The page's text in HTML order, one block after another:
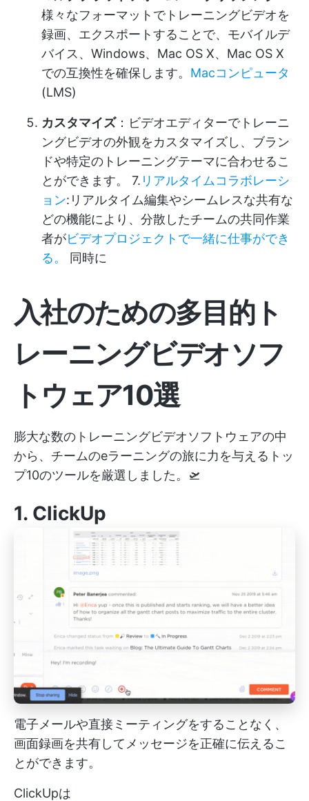
様々なフォーマットでトレーニングビデオを
録画、エクスポートすることで、モバイルデ
バイス、Windows、Mac OS X、Mac OS X
での互換性を確保します。 Macコンピュータ
(LMS)
カスタマイズ：ビデオエディターでトレーニ
ングビデオの外観をカスタマイズし、ブラン
ドや特定のトレーニングテーマに合わせるこ
とができます。 7. リアルタイムコラボレーシ
ョン:リアルタイム編集やシームレスな共有な
どの機能により、分散したチームの共同作業
者がビデオプロジェクトで一緒に仕事ができ
る。
同時に
入社のための多目的ト
レーニングビデオソフ
トウェア10選
膨大な数のトレーニングビデオソフトウェアの中
から、チームのeラーニングの旅に力を与えるトッ
プ10のツールを厳選しました。🛫
1. ClickUp
電子メールや直接ミーティングをすることなく、
画面録画を共有してメッセージを正確に伝えるこ
とができます。
ClickUpは